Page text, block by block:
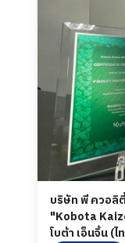
บริษัท พี ควอลิ
"Kobota
โบต้า เอ็นจิ้น (